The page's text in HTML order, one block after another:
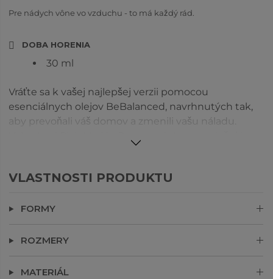
Pre nádych vône vo vzduchu - to má každý rád.
DOBA HORENIA
30 ml
Vráťte sa k vašej najlepšej verzii pomocou
esenciálnych olejov BeBalanced, navrhnutých tak,
aby prevoňali váš domov a zmenili vašu náladu.
VLASTNOSTI PRODUKTU
FORMY
ROZMERY
MATERIÁL